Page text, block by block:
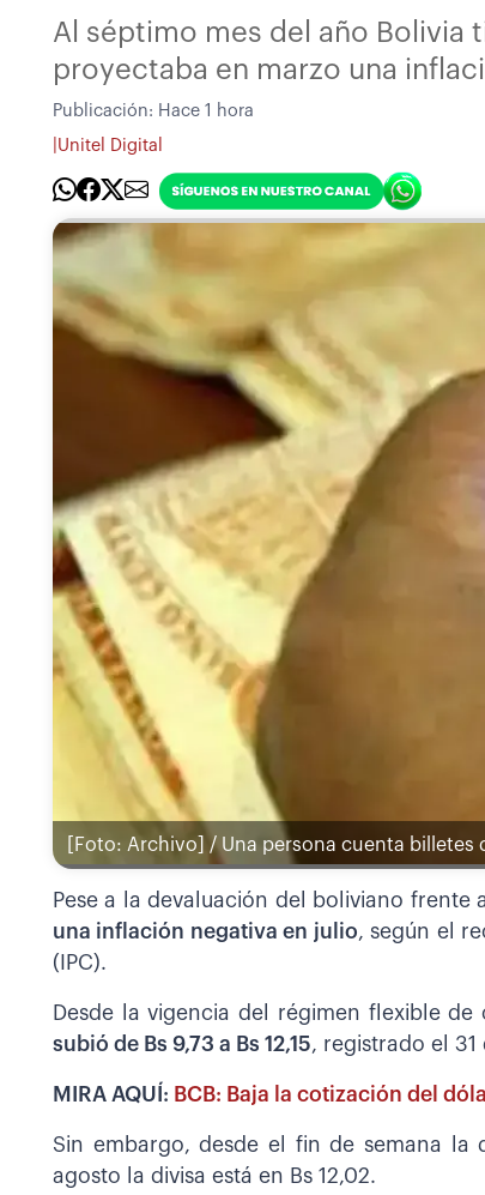
Al séptimo mes del año Bolivia
proyectaba en marzo una
Publicación: Hace 1 hora
Unitel Digital
[Foto: Archivo] / Una persona cuenta billetes
Pese a la devaluación del boliviano frente
una inflación negativa en julio, según el
(IPC).
Desde la vigencia del régimen flexible
subió de Bs 9,73 a Bs 12,15, registrado el
MIRA AQUÍ: BCB: Baja la cotización del
Sin embargo, desde el fin de semana la
agosto la divisa está en Bs 12,02.